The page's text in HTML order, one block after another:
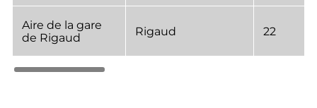
Aire de la gare
de Rigaud
Rigaud 22